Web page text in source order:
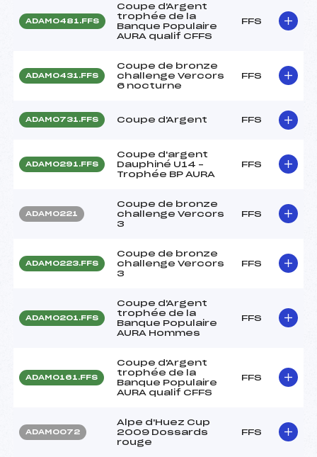
ADAM0481.FFS
Coupe d'Argent
trophée de la
Banque Populaire
AURA qualif CFFS
FFS
ADAM0431.FFS
Coupe de bronze
challenge Vercors
6 nocturne
FFS
ADAM0731.FFS Coupe d'Argent FFS
ADAM0291.FFS
Coupe d'argent
Dauphiné U14 –
Trophée BP AURA
FFS
ADAM0221
Coupe de bronze
challenge Vercors
3
FFS
ADAM0223.FFS
Coupe de bronze
challenge Vercors
3
FFS
ADAM0201.FFS
Coupe d'Argent
trophée de la
Banque Populaire
AURA Hommes
FFS
ADAM0161.FFS
Coupe d'Argent
trophée de la
Banque Populaire
AURA qualif CFFS
FFS
ADAM0072
Alpe d'Huez Cup
2009 Dossards
rouge
FFS